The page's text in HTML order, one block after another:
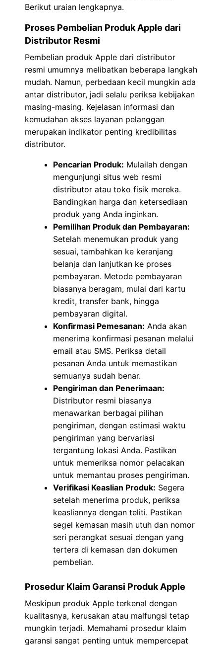
Berikut uraian lengkapnya.
Proses Pembelian Produk Apple dari
Distributor Resmi
Pembelian produk Apple dari distributor
resmi umumnya melibatkan beberapa langkah
mudah. Namun, perbedaan kecil mungkin ada
antar distributor, jadi selalu periksa kebijakan
masing-masing. Kejelasan informasi dan
kemudahan akses layanan pelanggan
merupakan indikator penting kredibilitas
distributor.
Pencarian Produk: Mulailah dengan
mengunjungi situs web resmi
distributor atau toko fisik mereka.
Bandingkan harga dan ketersediaan
produk yang Anda inginkan.
Pemilihan Produk dan Pembayaran:
Setelah menemukan produk yang
sesuai, tambahkan ke keranjang
belanja dan lanjutkan ke proses
pembayaran. Metode pembayaran
biasanya beragam, mulai dari kartu
kredit, transfer bank, hingga
pembayaran digital.
Konfirmasi Pemesanan: Anda akan
menerima konfirmasi pesanan melalui
email atau SMS. Periksa detail
pesanan Anda untuk memastikan
semuanya sudah benar.
Pengiriman dan Penerimaan:
Distributor resmi biasanya
menawarkan berbagai pilihan
pengiriman, dengan estimasi waktu
pengiriman yang bervariasi
tergantung lokasi Anda. Pastikan
untuk memeriksa nomor pelacakan
untuk memantau proses pengiriman.
Verifikasi Keaslian Produk: Segera
setelah menerima produk, periksa
keasliannya dengan teliti. Pastikan
segel kemasan masih utuh dan nomor
seri perangkat sesuai dengan yang
tertera di kemasan dan dokumen
pembelian.
Prosedur Klaim Garansi Produk Apple
Meskipun produk Apple terkenal dengan
kualitasnya, kerusakan atau malfungsi tetap
mungkin terjadi. Memahami prosedur klaim
garansi sangat penting untuk mempercepat